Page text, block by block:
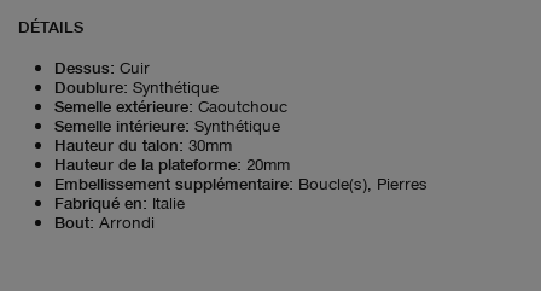
DÉTAILS
Dessus: Cuir
Doublure: Synthétique
Semelle extérieure: Caoutchouc
Semelle intérieure: Synthétique
Hauteur du talon: 30mm
Hauteur de la plateforme: 20mm
Embellissement supplémentaire: Boucle(s), Pierres
Fabriqué en: Italie
Bout: Arrondi